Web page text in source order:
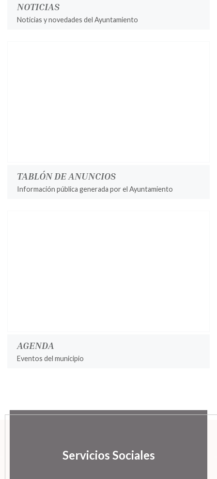
NOTICIAS
Noticias y novedades del Ayuntamiento
TABLÓN DE ANUNCIOS
Información pública generada por el Ayuntamiento
AGENDA
Eventos del municipio
Servicios Sociales